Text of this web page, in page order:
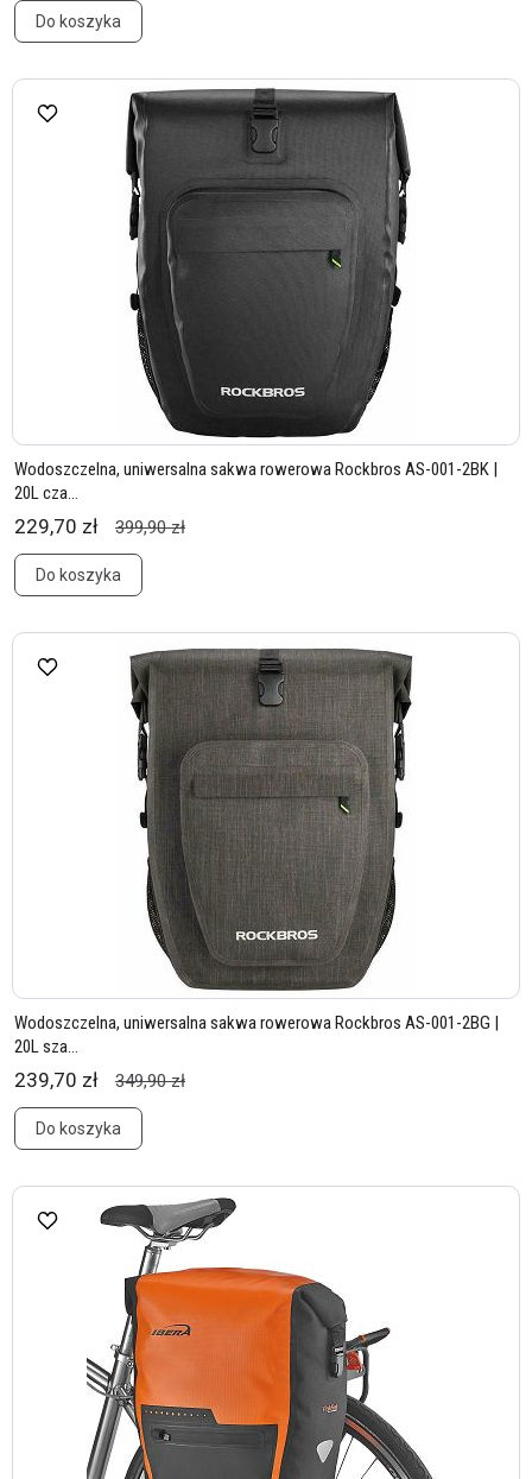
Do koszyka
Wodoszczelna, uniwersalna sakwa rowerowa Rockbros AS-001-2BK |
20L cza...
229,70 zł 399,90 zł
Do koszyka
Wodoszczelna, uniwersalna sakwa rowerowa Rockbros AS-001-2BG |
20L sza...
239,70 zł 349,90 zł
Do koszyka